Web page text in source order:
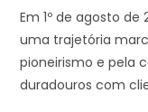
Em 1º de agosto de
uma trajetória
pioneirismo e pela
duradouros com